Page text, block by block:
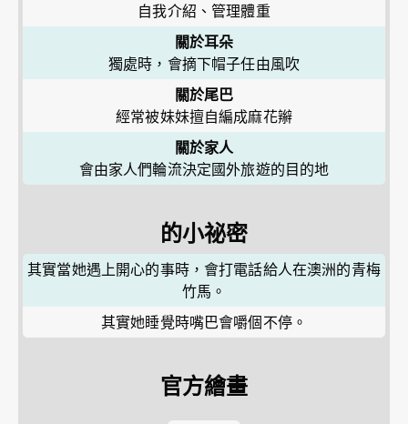
自我介紹、管理體重
關於耳朵
獨處時，會摘下帽子任由風吹
關於尾巴
經常被妹妹擅自編成麻花辮
關於家人
會由家人們輪流決定國外旅遊的目的地
的小祕密
其實當她遇上開心的事時，會打電話給人在澳洲的青梅
竹馬。
其實她睡覺時嘴巴會嚼個不停。
官方繪畫